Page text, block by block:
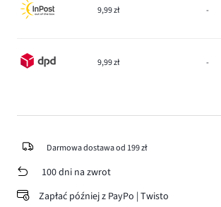
9,99 zł -
9,99 zł -
Darmowa dostawa od 199 zł
100 dni na zwrot
Zapłać później z PayPo | Twisto